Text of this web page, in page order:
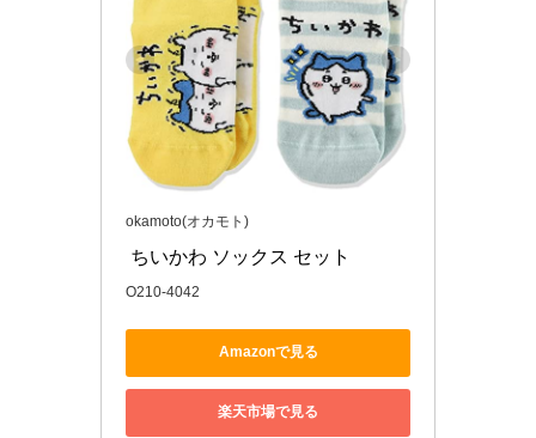
okamoto(オカモト)
ちいかわ ソックス セット
O210-4042
Amazonで見る
楽天市場で見る